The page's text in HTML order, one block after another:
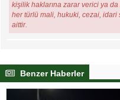
kişilik haklarına zarar verici ya
her türlü mali, hukuki, cezai,
aittir.
Benzer Haberler